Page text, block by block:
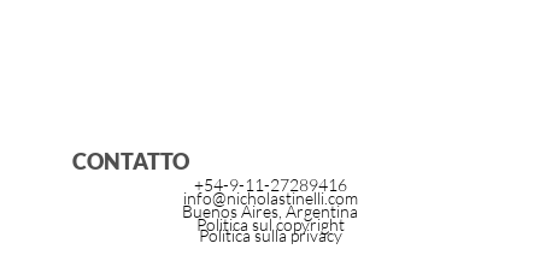
CONTATTO
+54-9-11-27289416
info@nicholastinelli.com
Buenos Aires, Argentina
Politica sul copyright
Politica sulla privacy